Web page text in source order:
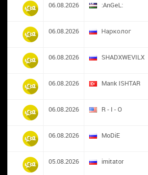
06.08.2026 :AnGeL:
06.08.2026 Нарколог
06.08.2026 SHADXWEVILX
06.08.2026 Marık ISHTAR
06.08.2026 R - I - O
06.08.2026 MoDiE
05.08.2026 imitator